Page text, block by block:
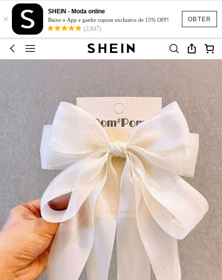
OBTER
×
SHEIN - Moda online
Baixe o App e ganhe cupom exclusivo de 15% OFF!
(2,847)